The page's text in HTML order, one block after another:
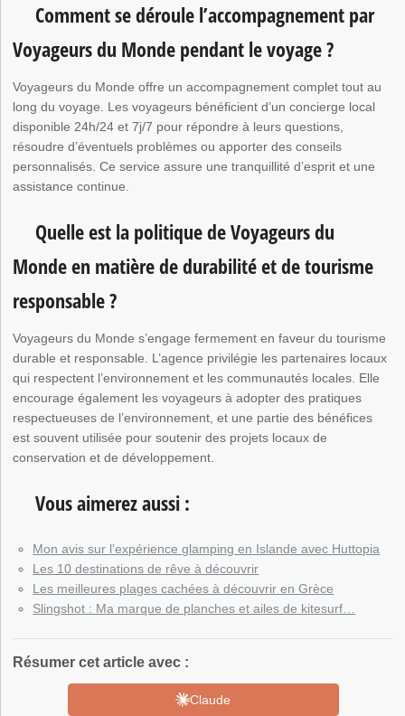
Comment se déroule l’accompagnement par
Voyageurs du Monde pendant le voyage ?
Voyageurs du Monde offre un accompagnement complet tout au
long du voyage. Les voyageurs bénéficient d’un concierge local
disponible 24h/24 et 7j/7 pour répondre à leurs questions,
résoudre d’éventuels problèmes ou apporter des conseils
personnalisés. Ce service assure une tranquillité d’esprit et une
assistance continue.
Quelle est la politique de Voyageurs du
Monde en matière de durabilité et de tourisme
responsable ?
Voyageurs du Monde s’engage fermement en faveur du tourisme
durable et responsable. L’agence privilégie les partenaires locaux
qui respectent l’environnement et les communautés locales. Elle
encourage également les voyageurs à adopter des pratiques
respectueuses de l’environnement, et une partie des bénéfices
est souvent utilisée pour soutenir des projets locaux de
conservation et de développement.
Vous aimerez aussi :
Mon avis sur l’expérience glamping en Islande avec Huttopia
Les 10 destinations de rêve à découvrir
Les meilleures plages cachées à découvrir en Grèce
Slingshot : Ma marque de planches et ailes de kitesurf…
Résumer cet article avec :
Claude